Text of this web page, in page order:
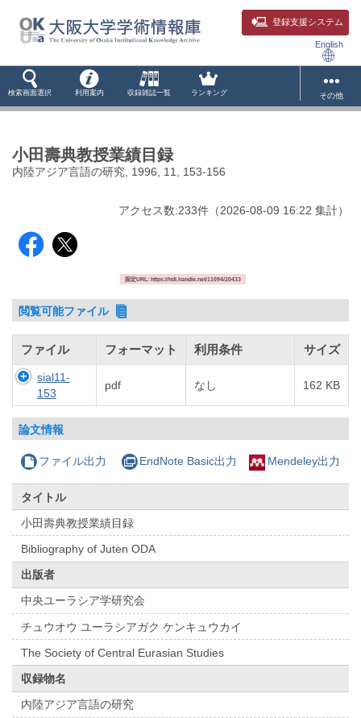
登録支援システム
English
検索画面選択 利用案内 収録雑誌一覧 ランキング その他
小田壽典教授業績目録
内陸アジア言語の研究, 1996, 11, 153-156
アクセス数:233件 （2026-08-09 16:22 集計）
固定URL: https://hdl.handle.net/11094/20433
閲覧可能ファイル
ファイル フォーマット 利用条件 サイズ
sial11-
153
pdf なし 162 KB
論文情報
ファイル出力 EndNote Basic出力 Mendeley出力
タイトル
小田壽典教授業績目録
Bibliography of Juten ODA
出版者
中央ユーラシア学研究会
チュウオウ ユーラシアガク ケンキュウカイ
The Society of Central Eurasian Studies
収録物名
内陸アジア言語の研究